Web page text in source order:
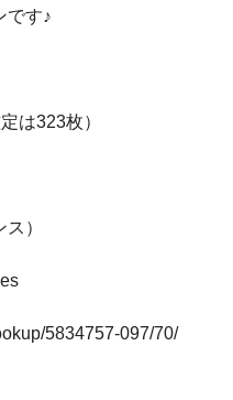
です♪
は323枚）
）
5834757-097/70/